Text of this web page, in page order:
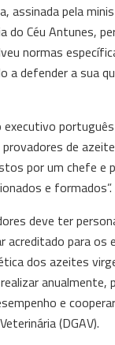
assinada pela
do Céu Antunes,
normas
a defender a sua
de
por um chefe e
e formados”.
deve ter
acreditado para os
dos azeites
anualmente,
e
(DGAV).